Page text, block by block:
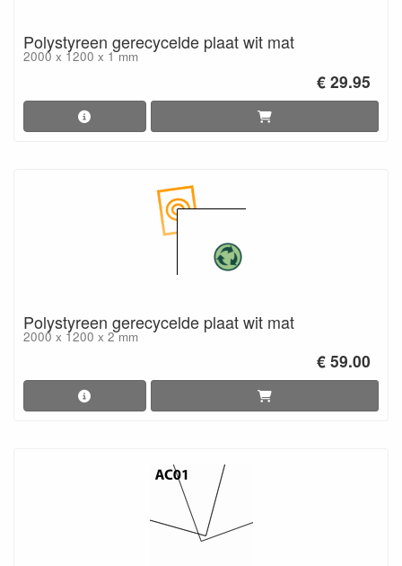
Polystyreen gerecycelde plaat wit mat
2000 x 1200 x 1 mm
€ 29.95
Polystyreen gerecycelde plaat wit mat
2000 x 1200 x 2 mm
€ 59.00